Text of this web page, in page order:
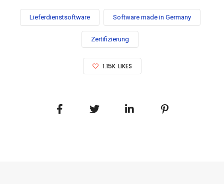
Lieferdienstsoftware Software made in Germany
Zertifizierung
1.15K LIKES